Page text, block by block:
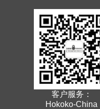
客户服务：
Hokoko-China